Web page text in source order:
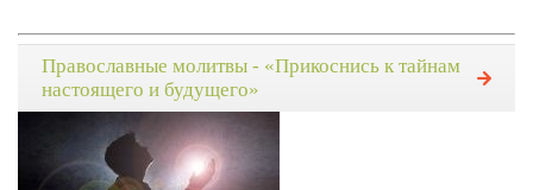
Православные молитвы - «Прикоснись к тайнам
настоящего и будущего»